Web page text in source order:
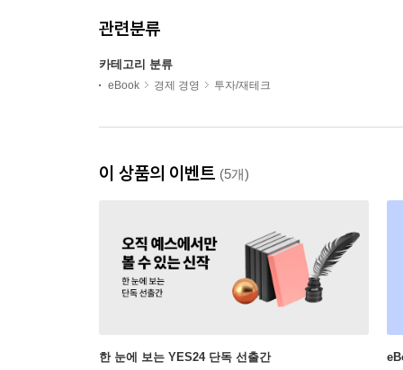
관련분류
카테고리 분류
eBook 경제 경영 투자/재테크
이 상품의 이벤트 (5개)
한 눈에 보는 YES24 단독 선출간